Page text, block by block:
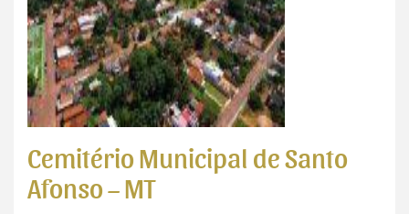
Cemitério Municipal de Santo
Afonso – MT